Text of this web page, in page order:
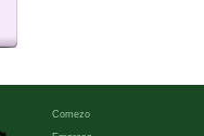
Comezo